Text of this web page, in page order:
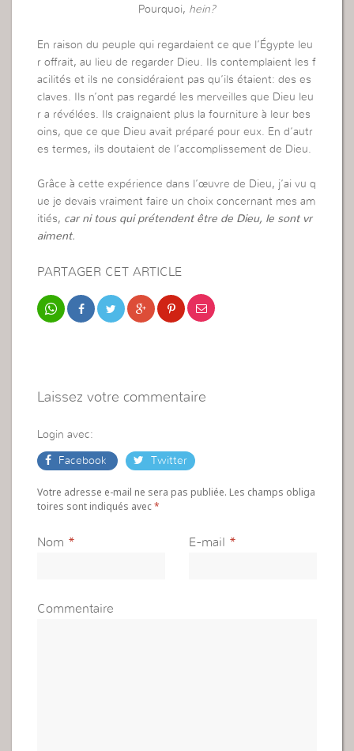
Pourquoi, hein?
En raison du peuple qui regardaient ce que l’Égypte leu
r offrait, au lieu de regarder Dieu. Ils contemplaient les f
acilités et ils ne considéraient pas qu’ils étaient: des es
claves. Ils n’ont pas regardé les merveilles que Dieu leu
r a révélées. Ils craignaient plus la fourniture à leur bes
oins, que ce que Dieu avait préparé pour eux. En d’autr
es termes, ils doutaient de l’accomplissement de Dieu.
Grâce à cette expérience dans l’œuvre de Dieu, j’ai vu q
ue je devais vraiment faire un choix concernant mes am
itiés, car ni tous qui prétendent être de Dieu, le sont vr
aiment.
PARTAGER CET ARTICLE
Laissez votre commentaire
Login avec:
Facebook Twitter
Votre adresse e-mail ne sera pas publiée. Les champs obliga
toires sont indiqués avec*
Nom * E-mail *
Commentaire